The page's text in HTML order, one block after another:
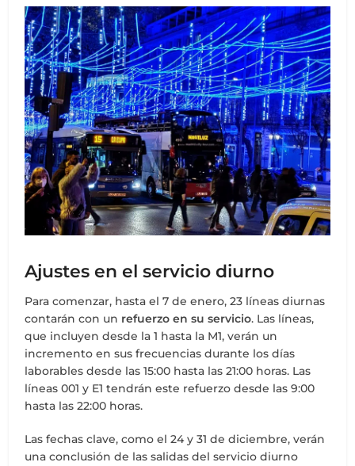
Ajustes en el servicio diurno
Para comenzar, hasta el 7 de enero, 23 líneas diurnas
contarán con un refuerzo en su servicio. Las líneas,
que incluyen desde la 1 hasta la M1, verán un
incremento en sus frecuencias durante los días
laborables desde las 15:00 hasta las 21:00 horas. Las
líneas 001 y E1 tendrán este refuerzo desde las 9:00
hasta las 22:00 horas.
Las fechas clave, como el 24 y 31 de diciembre, verán
una conclusión de las salidas del servicio diurno